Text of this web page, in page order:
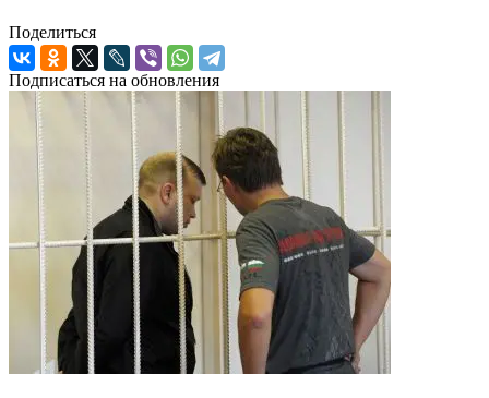
Поделиться
Подписаться на обновления